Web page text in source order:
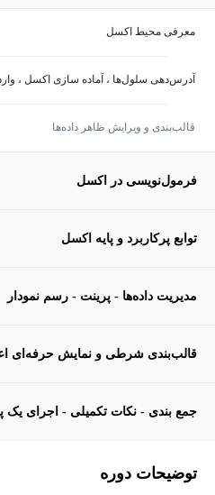
معرفی محیط اکسل
آدرس‌دهی سلول‌ها ، آماده سازی اکسل ،
قالب‌بندی و ویرایش ظاهر داده‌ها
فرمول‌نویسی در اکسل
توابع پرکاربرد و پایه اکسل
مدیریت داده‌ها - پرینت - رسم نمودار
قالب‌بندی شرطی و نمایش حرفه‌ای
جمع بندی - نکات تکمیلی - اجرای یک
توضیحات دوره